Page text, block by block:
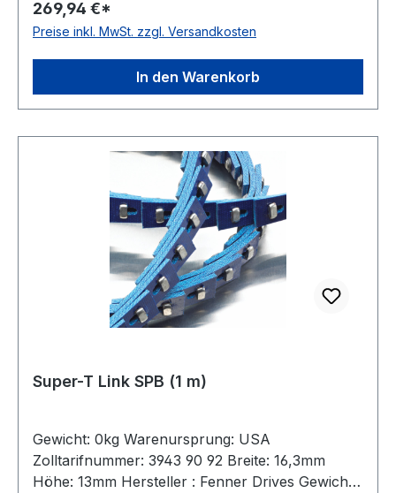
Polyurethan mit Gewebeeinlagen Farbe: blau
Rollenlänge: 1m Hinweis: Aufpreis für
269,94 €*
Preise inkl. MwSt. zzgl. Versandkosten
In den Warenkorb
Super-T Link SPB (1 m)
Gewicht: 0kg Warenursprung: USA
Zolltarifnummer: 3943 90 92 Breite: 16,3mm
Höhe: 13mm Hersteller : Fenner Drives Gewicht /